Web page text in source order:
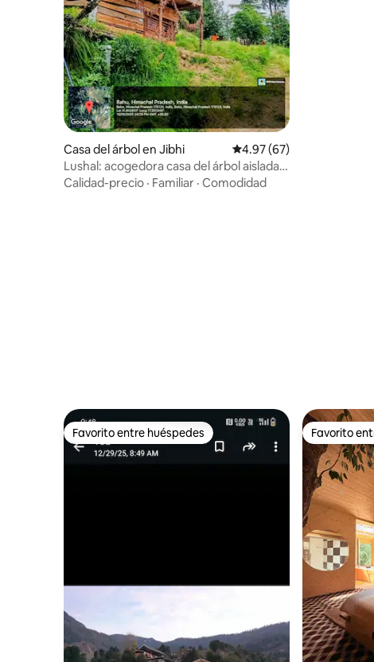
Casa del árbol en Jibhi Calificación promedio:
4.97 (67)
Lushal: acogedora casa del árbol aislada
con vistas impresionantes
Calidad-precio · Familiar · Comodidad
Favorito entre huéspedes
Favorito entre huéspedes Favorito
Favorito